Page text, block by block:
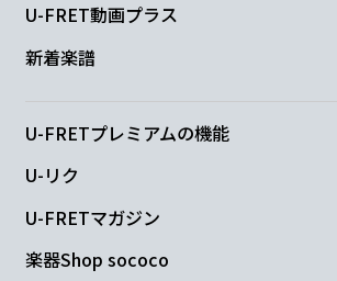
U-FRET動画プラス
新着楽譜
U-FRETプレミアムの機能
U-リク
U-FRETマガジン
楽器Shop sococo